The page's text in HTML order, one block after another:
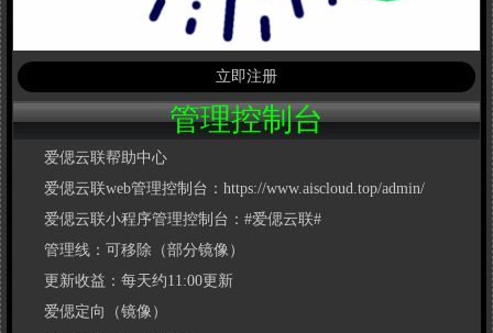
立即注册
管理控制台
爱偲云联帮助中心
爱偲云联web管理控制台：https://www.aiscloud.top/admin/
爱偲云联小程序管理控制台：#爱偲云联#
管理线：可移除（部分镜像）
更新收益：每天约11:00更新
爱偲定向（镜像）